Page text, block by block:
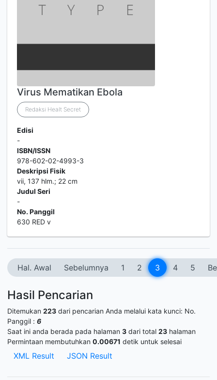
Virus Mematikan Ebola
Redaksi Healt Secret
Edisi
-
ISBN/ISSN
978-602-02-4993-3
Deskripsi Fisik
vii, 137 hlm.; 22 cm
Judul Seri
-
No. Panggil
630 RED v
Hal. Awal Sebelumnya 1 2 3 4 5
Hasil Pencarian
Ditemukan 223 dari pencarian Anda melalui kata kunci: No.
Panggil : 6
Saat ini anda berada pada halaman 3 dari total 23 halaman
Permintaan membutuhkan 0.00671 detik untuk selesai
XML Result JSON Result